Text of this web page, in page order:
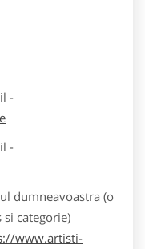
-
-
dumneavoastra (o
categorie)
www.artisti-